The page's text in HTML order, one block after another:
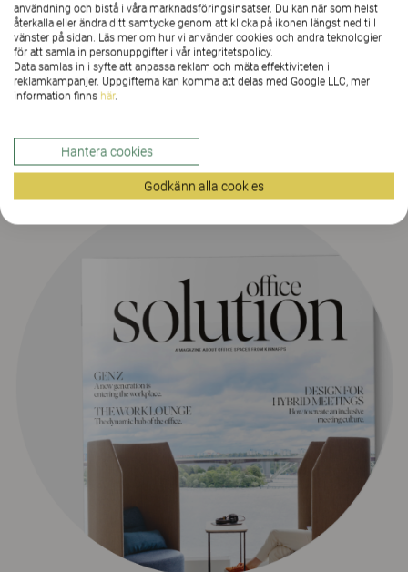
BESTÄLL DIN FYSISKA KOPIA HÄR
Tidigare nummer
användning och bistå i våra marknadsföringsinsatser. Du kan när som helst
återkalla eller ändra ditt samtycke genom att klicka på ikonen längst ned till
vänster på sidan. Läs mer om hur vi använder cookies och andra teknologier
för att samla in personuppgifter i vår integritetspolicy.
Data samlas in i syfte att anpassa reklam och mäta effektiviteten i
reklamkampanjer. Uppgifterna kan komma att delas med Google LLC, mer
information finns här.
Hantera cookies
Godkänn alla cookies